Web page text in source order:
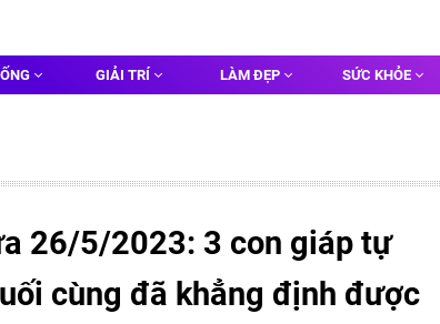
GIẢI TRÍ LÀM ĐẸP SỨC KHỎE
26/5/2023: 3 con giáp tự
cùng đã khẳng định được